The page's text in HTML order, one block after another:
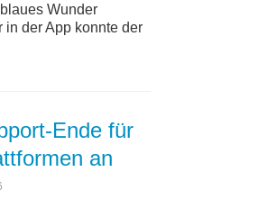
Wunder
der App konnte der
Ende für
an